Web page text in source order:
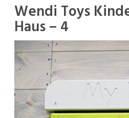
Wendi Toys
Haus – 4